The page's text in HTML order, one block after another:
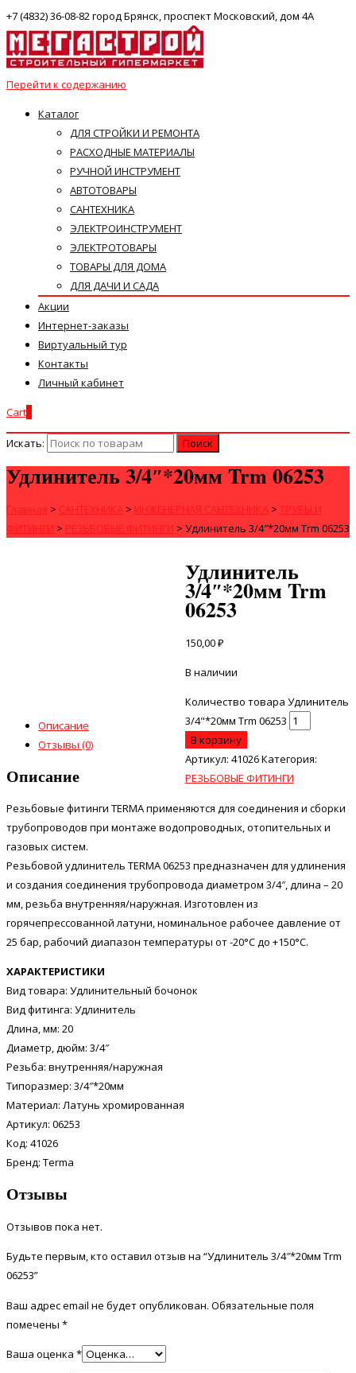
+7 (4832) 36-08-82 город Брянск, проспект Московский, дом 4А
Перейти к содержанию
Каталог
ДЛЯ СТРОЙКИ И РЕМОНТА
РАСХОДНЫЕ МАТЕРИАЛЫ
РУЧНОЙ ИНСТРУМЕНТ
АВТОТОВАРЫ
САНТЕХНИКА
ЭЛЕКТРОИНСТРУМЕНТ
ЭЛЕКТРОТОВАРЫ
ТОВАРЫ ДЛЯ ДОМА
ДЛЯ ДАЧИ И САДА
Акции
Интернет-заказы
Виртуальный тур
Контакты
Личный кабинет
Cart
Искать:
Удлинитель 3/4″*20мм Trm 06253
Главная > САНТЕХНИКА > ИНЖЕНЕРНАЯ САНТЕХНИКА > ТРУБЫ И
ФИТИНГИ > РЕЗЬБОВЫЕ ФИТИНГИ > Удлинитель 3/4″*20мм Trm 06253
Удлинитель
3/4″*20мм Trm
06253
150,00₽
В наличии
Количество товара Удлинитель
3/4"*20мм Trm 06253
В корзину
Артикул: 41026Категория:
РЕЗЬБОВЫЕ ФИТИНГИ
Описание
Отзывы (0)
Описание
Резьбовые фитинги TERMA применяются для соединения и сборки
трубопроводов при монтаже водопроводных, отопительных и
газовых систем.
Резьбовой удлинитель TERMA 06253 предназначен для удлинения
и создания соединения трубопровода диаметром 3/4″, длина – 20
мм, резьба внутренняя/наружная. Изготовлен из
горячепрессованной латуни, номинальное рабочее давление от
25 бар, рабочий диапазон температуры от -20°C до +150°C.
ХАРАКТЕРИСТИКИ
Вид товара: Удлинительный бочонок
Вид фитинга: Удлинитель
Длина, мм: 20
Диаметр, дюйм: 3/4″
Резьба: внутренняя/наружная
Типоразмер: 3/4″*20мм
Материал: Латунь хромированная
Артикул: 06253
Код: 41026
Бренд: Terma
Отзывы
Отзывов пока нет.
Будьте первым, кто оставил отзыв на “Удлинитель 3/4″*20мм Trm
06253”
Ваш адрес email не будет опубликован. Обязательные поля
помечены *
Ваша оценка *